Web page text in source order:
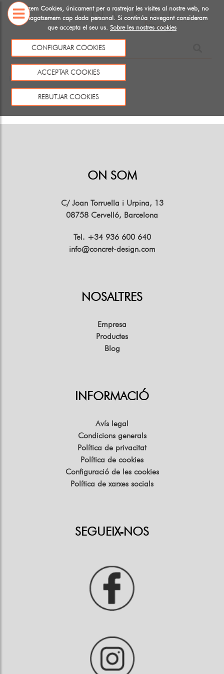
Utiltizem Cookies, únicament per a rastrejar les visites al nostre web, no
emmagatzemem cap dada personal. Si continúa navegant consideram
que accepta el seu us. Sobre les nostres cookies
CONFIGURAR COOKIES
ACCEPTAR COOKIES
REBUTJAR COOKIES
SOBRE
Aquest producte no existeix o no està a la venda
Tornar
ON SOM
C/ Joan Torruella i Urpina, 13
08758 Cervelló, Barcelona
Tel. +34 936 600 640
info@concret-design.com
NOSALTRES
Empresa
Productes
Blog
INFORMACIÓ
Avís legal
Condicions generals
Política de privacitat
Política de cookies
Configuració de les cookies
Política de xarxes socials
SEGUEIX-NOS